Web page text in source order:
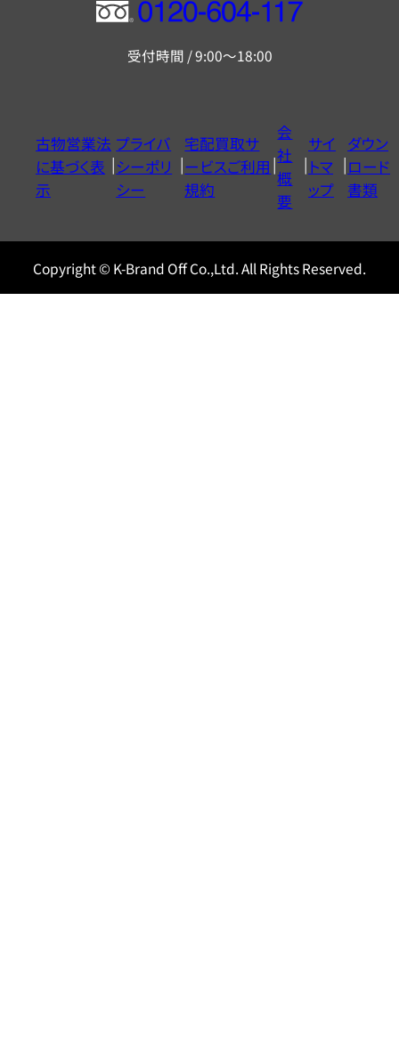
フ
ー
ヤ
ル
0120604117
受付時間 / 9:00～18:00
古物営業法
に基づく表
示
プライバ
シーポリ
シー
宅配買取サ
ービスご利用
規約
会
社
概
要
サイ
トマ
ップ
ダウン
ロード
書類
Copyright © K-Brand Off Co.,Ltd. All Rights Reserved.